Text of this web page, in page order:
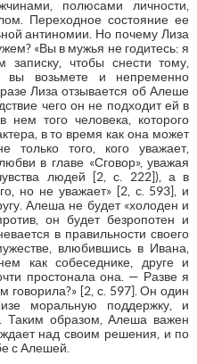
полюсами личности,
Переходное состояние ее
антиномии. Но почему Лиза
«Вы в мужья не годитесь: я
чтобы снести тому,
вы возьмете и непременно
Лиза отзывается об Алеше
чего он не подходит ей в
нем того человека, которого
в то время как она может
только того, кого уважает,
в главе «Сговор», уважая
людей [2, с. 222]), а в
но не уважает» [2, с. 593], и
Алеша не будет «холоден и
он будет безропотен и
в правильности своего
влюбившись в Ивана,
как собеседнике, друге и
простонала она. — Разве я
говорила?» [2, с. 597]. Он один
моральную поддержку, и
Таким образом, Алеша важен
над своим решения, и по
с Алешей.